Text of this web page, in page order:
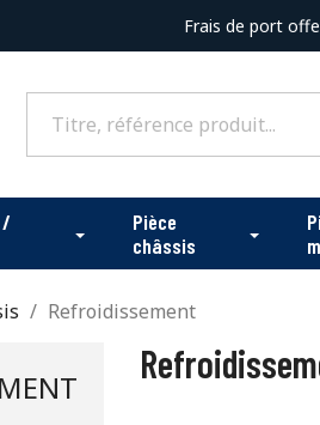
Frais de port
Pièce
châssis
Refroidissement